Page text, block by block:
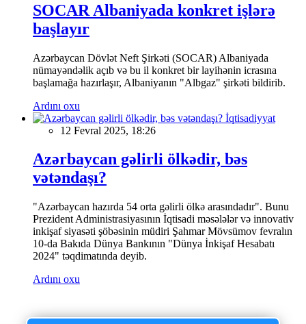
SOCAR Albaniyada konkret işlərə
başlayır
Azərbaycan Dövlət Neft Şirkəti (SOCAR) Albaniyada
nümayəndəlik açıb və bu il konkret bir layihənin icrasına
başlamağa hazırlaşır, Albaniyanın "Albgaz" şirkəti bildirib.
Ardını oxu
İqtisadiyyat
12 Fevral 2025, 18:26
Azərbaycan gəlirli ölkədir, bəs
vətəndaşı?
"Azərbaycan hazırda 54 orta gəlirli ölkə arasındadır". Bunu
Prezident Administrasiyasının İqtisadi məsələlər və innovativ
inkişaf siyasəti şöbəsinin müdiri Şahmar Mövsümov fevralın
10-da Bakıda Dünya Bankının "Dünya İnkişaf Hesabatı
2024" təqdimatında deyib.
Ardını oxu